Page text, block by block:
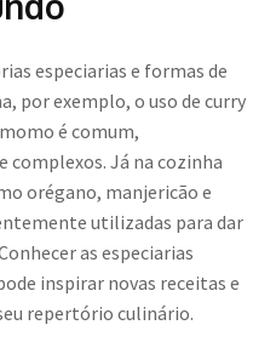
especiarias e formas de
por exemplo, o uso de curry
é comum,
Já na cozinha
orégano, manjericão e
utilizadas para dar
as especiarias
inspirar novas receitas e
repertório culinário.